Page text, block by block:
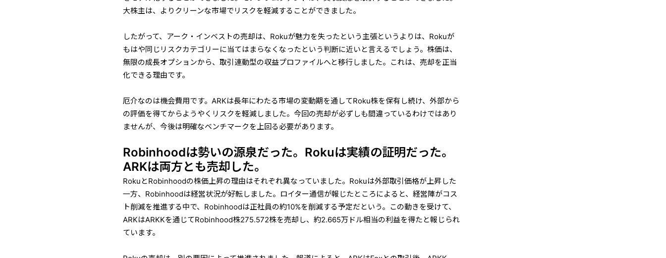
大株主は、よりクリーンな市場でリスクを軽減することができました。
したがって、アーク・インベストの売却は、Rokuが魅力を失ったという主張というよりは、Rokuが
もはや同じリスクカテゴリーに当てはまらなくなったという判断に近いと言えるでしょう。株価は、
無限の成長オプションから、取引連動型の収益プロファイルへと移行しました。これは、売却を正当
化できる理由です。
厄介なのは機会費用です。ARKは長年にわたる市場の変動期を通してRoku株を保有し続け、外部から
の評価を得てからようやくリスクを軽減しました。今回の売却が必ずしも間違っているわけではあり
ませんが、今後は明確なベンチマークを上回る必要があります。
Robinhoodは勢いの源泉だった。Rokuは実績の証明だった。
ARKは両方とも売却した。
RokuとRobinhoodの株価上昇の理由はそれぞれ異なっていました。Rokuは外部取引価格が上昇した
一方、Robinhoodは経営状況が好転しました。ロイター通信が報じたところによると、経営陣がコス
ト削減を推進する中で、Robinhoodは正社員の約10%を削減する予定だという。この動きを受けて、
ARKはARKKを通じてRobinhood株275.572株を売却し、約2.665万ドル相当の利益を得たと報じられ
ています。